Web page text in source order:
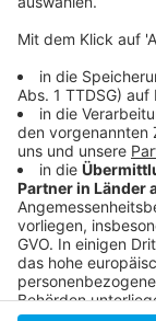
Anzeige
Anzeige